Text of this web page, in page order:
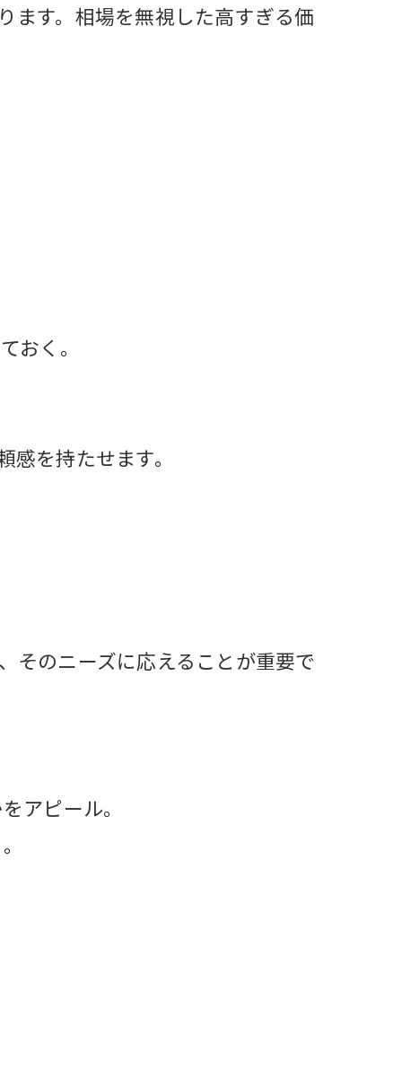
ます。相場を無視した高すぎる価
おく。
を持たせます。
そのニーズに応えることが重要で
アピール。